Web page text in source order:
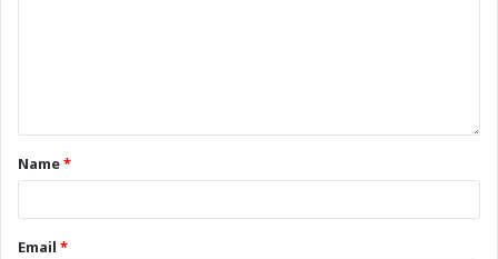
Name*
Email *